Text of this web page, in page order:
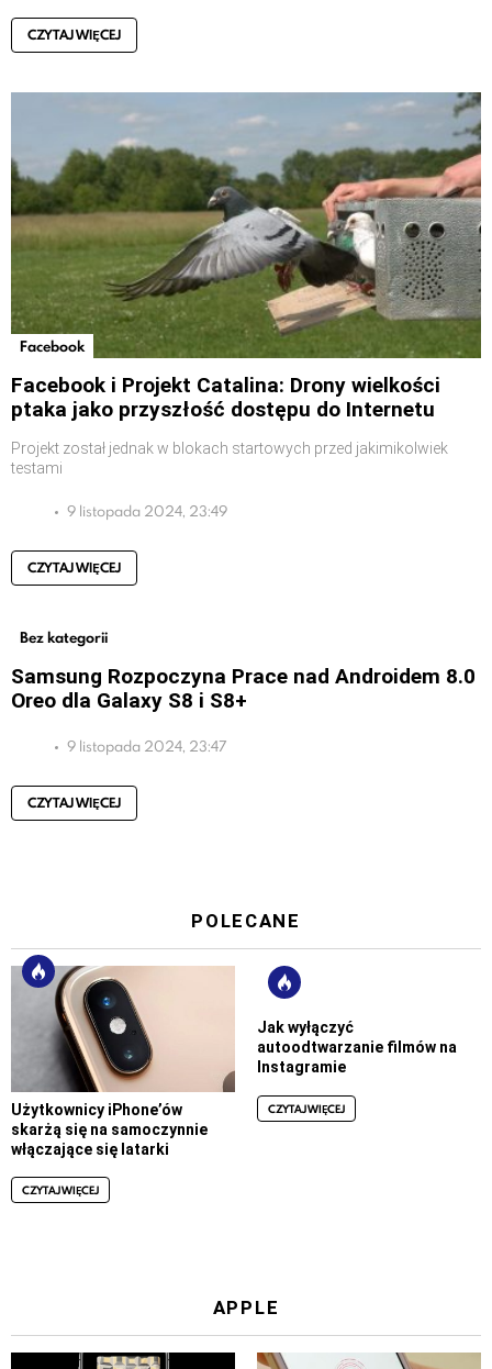
CZYTAJ WIĘCEJ
Facebook
Facebook i Projekt Catalina: Drony wielkości
ptaka jako przyszłość dostępu do Internetu
Projekt został jednak w blokach startowych przed jakimikolwiek
testami
9 listopada 2024, 23:49
CZYTAJ WIĘCEJ
Bez kategorii
Samsung Rozpoczyna Prace nad Androidem 8.0
Oreo dla Galaxy S8 i S8+
9 listopada 2024, 23:47
CZYTAJ WIĘCEJ
POLECANE
Użytkownicy iPhone’ów
skarżą się na samoczynnie
włączające się latarki
CZYTAJ WIĘCEJ
Jak wyłączyć
autoodtwarzanie filmów na
Instagramie
CZYTAJ WIĘCEJ
APPLE